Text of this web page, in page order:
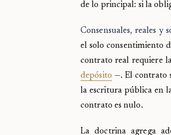
de lo principal: si la
Consensuales, reales y
el solo consentimiento
contrato real requiere
depósito —. El contrato
la escritura pública en
contrato es nulo.
La doctrina agrega